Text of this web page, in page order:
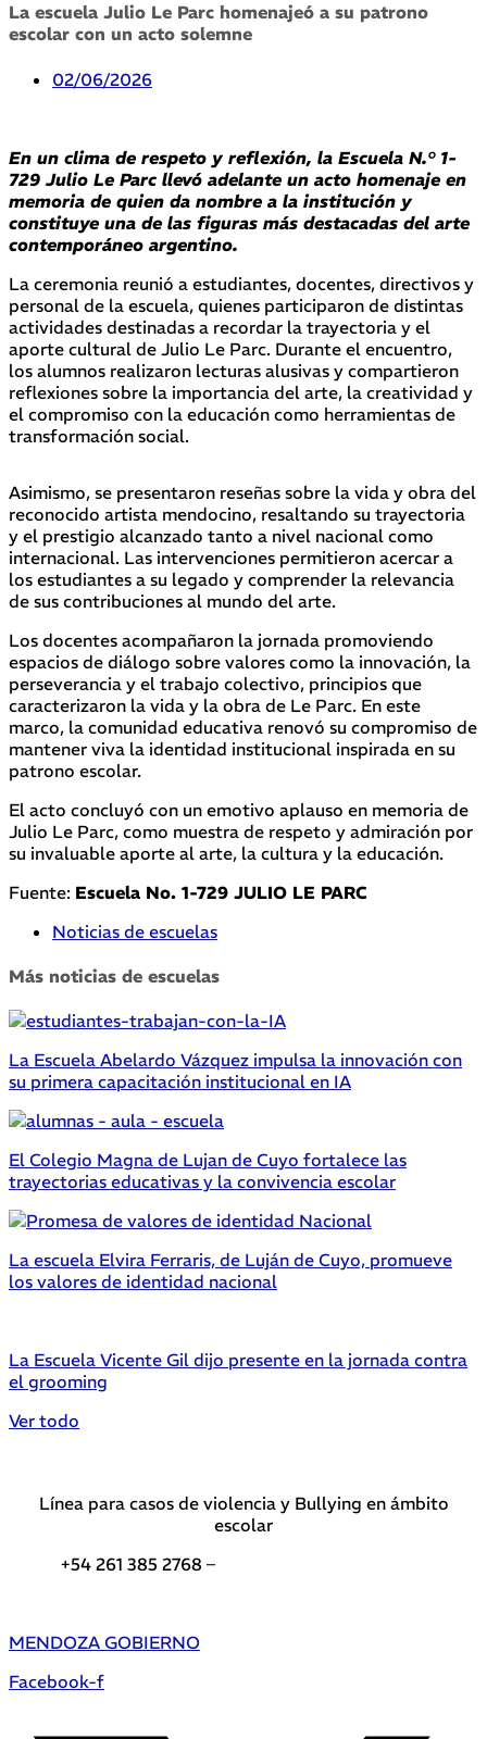
La escuela Julio Le Parc homenajeó a su patrono
escolar con un acto solemne
02/06/2026
En un clima de respeto y reflexión, la Escuela N.° 1-
729 Julio Le Parc llevó adelante un acto homenaje en
memoria de quien da nombre a la institución y
constituye una de las figuras más destacadas del arte
contemporáneo argentino.
La ceremonia reunió a estudiantes, docentes, directivos y
personal de la escuela, quienes participaron de distintas
actividades destinadas a recordar la trayectoria y el
aporte cultural de Julio Le Parc. Durante el encuentro,
los alumnos realizaron lecturas alusivas y compartieron
reflexiones sobre la importancia del arte, la creatividad y
el compromiso con la educación como herramientas de
transformación social.
Asimismo, se presentaron reseñas sobre la vida y obra del
reconocido artista mendocino, resaltando su trayectoria
y el prestigio alcanzado tanto a nivel nacional como
internacional. Las intervenciones permitieron acercar a
los estudiantes a su legado y comprender la relevancia
de sus contribuciones al mundo del arte.
Los docentes acompañaron la jornada promoviendo
espacios de diálogo sobre valores como la innovación, la
perseverancia y el trabajo colectivo, principios que
caracterizaron la vida y la obra de Le Parc. En este
marco, la comunidad educativa renovó su compromiso de
mantener viva la identidad institucional inspirada en su
patrono escolar.
El acto concluyó con un emotivo aplauso en memoria de
Julio Le Parc, como muestra de respeto y admiración por
su invaluable aporte al arte, la cultura y la educación.
Fuente: Escuela No. 1-729 JULIO LE PARC
Noticias de escuelas
Más noticias de escuelas
La Escuela Abelardo Vázquez impulsa la innovación con
su primera capacitación institucional en IA
El Colegio Magna de Lujan de Cuyo fortalece las
trayectorias educativas y la convivencia escolar
La escuela Elvira Ferraris, de Luján de Cuyo, promueve
los valores de identidad nacional
La Escuela Vicente Gil dijo presente en la jornada contra
el grooming
Ver todo
Línea para casos de violencia y Bullying en ámbito
escolar
+54 261 385 2768 –
MENDOZA GOBIERNO
Facebook-f